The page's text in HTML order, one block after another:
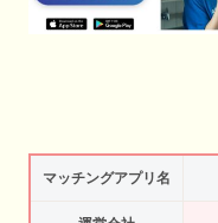
マッチングアプリ名